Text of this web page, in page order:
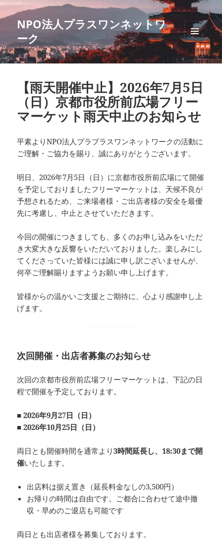
NPO法人プラスワンネットワ
ーク
メニュ
ーとウ
ィジェ
【雨天開催中止】2026年7月5日
（日）京都市役所前広場フリー
マーケット雨天中止のお知らせ
平素よりNPO法人プラプラスワンネットワークの活動に
ご理解・ご協力を賜り、誠にありがとうございます。
明日、2026年7月5日（日）に京都市役所前広場にて開催
を予定しておりましたフリーマーケットは、天候不良が
予想されるため、ご来場者様・ご出店者様の安全を最優
先に考慮し、中止とさせていただきます。
今回の開催につきましても、多くのお申し込みをいただ
き大変大きな反響をいただいておりました。楽しみにし
てくださっていた皆様には誠に申し訳ございませんが、
何卒ご理解賜りますようお願い申し上げます。
皆様からの温かいご支援とご期待に、心より感謝申し上
げます。
次回開催・出店者募集のお知らせ
次回の京都市役所前広場フリーマーケットは、下記の日
程で開催を予定しております。
■ 2026年9月27日（日）
■ 2026年10月25日（日）
両日とも開催時間を通常より3時間延長し、18:30まで開
催いたします。
出店料は据え置き（延長料金なしの3,500円）
お帰りの時間は自由です。ご都合に合わせて途中撤
収・早めのご退店も可能です
両日とも出店者様を募集しております。